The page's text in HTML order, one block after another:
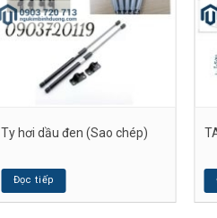
Ty hơi dầu đen (Sao chép)
Đọc tiếp